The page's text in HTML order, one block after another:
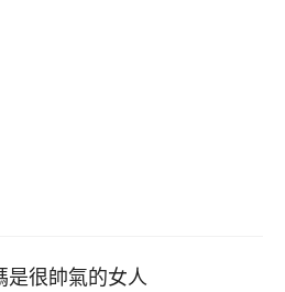
是很帥氣的女人